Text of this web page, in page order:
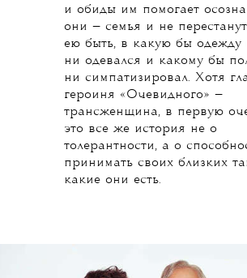
и обиды им помогает
они — семья и не перестанут
ею быть, в какую бы одежду
ни одевался и какому бы
ни симпатизировал. Хотя
героиня «Очевидного» —
трансженщина, в первую
это все же история не о
толерантности, а о
принимать своих близких
какие они есть.